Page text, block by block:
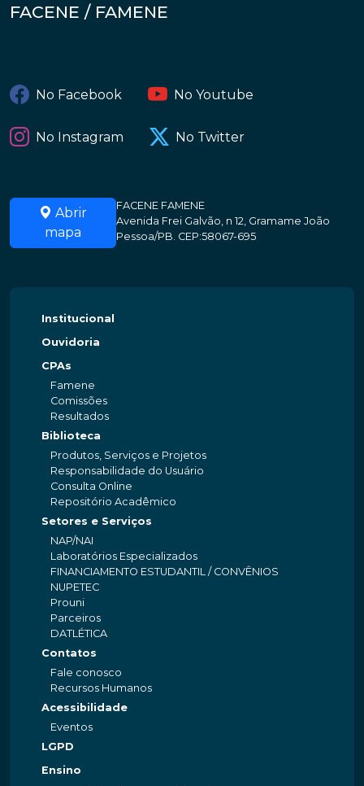
FACENE / FAMENE
No Facebook No Youtube
No Instagram No Twitter
Abrir
mapa
FACENE FAMENE
Avenida Frei Galvão, n 12, Gramame João
Pessoa/PB. CEP:58067-695
Institucional
Ouvidoria
CPAs
Famene
Comissões
Resultados
Biblioteca
Produtos, Serviços e Projetos
Responsabilidade do Usuário
Consulta Online
Repositório Acadêmico
Setores e Serviços
NAP/NAI
Laboratórios Especializados
FINANCIAMENTO ESTUDANTIL / CONVÊNIOS
NUPETEC
Prouni
Parceiros
DATLÉTICA
Contatos
Fale conosco
Recursos Humanos
Acessibilidade
Eventos
LGPD
Ensino